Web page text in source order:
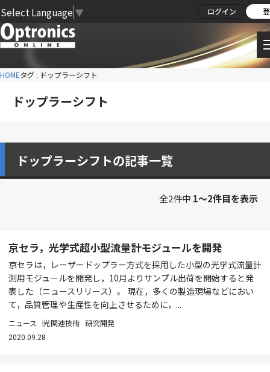
Select Language ▼ ログイン
HOMEタグ : ドップラーシフト
ドップラーシフト
ドップラーシフトの記事一覧
全2件中 1〜2件目を表示
京セラ，光学式超小型流量計モジュールを開発
京セラは，レーザードップラー方式を採用した小型の光学式流量計
測用モジュールを開発し，10月よりサンプル出荷を開始すると発
表した（ニュースリリース）。 現在，多くの製造現場などにおい
て，品質管理や生産性を向上させるために，...
ニュース 光関連技術 研究開発
2020.09.28